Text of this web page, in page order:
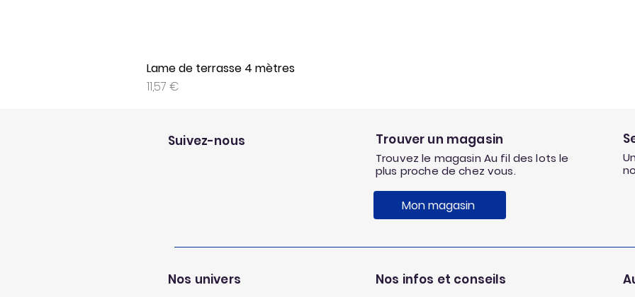
Lame de terrasse 4 mètres
Prix
11,57 €
Suivez-nous Trouver un magasin
Trouvez le magasin Au fil des lots le
plus proche de chez vous.
Mon magasin
Nos univers Nos infos et conseils